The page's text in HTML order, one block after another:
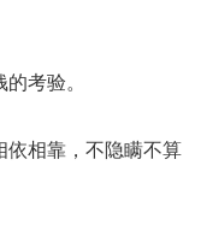
考验。
依相靠，不隐瞒不算